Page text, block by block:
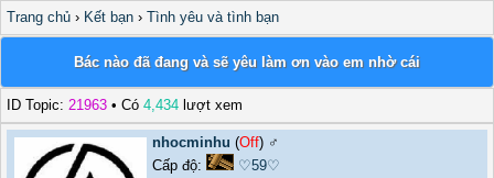
Trang chủ › Kết bạn › Tình yêu và tình bạn
Bác nào đã đang và sẽ yêu làm ơn vào em nhờ cái
ID Topic: 21963 • Có 4,434 lượt xem
nhocminhu (Off) ♂️
Cấp độ:
♡59♡